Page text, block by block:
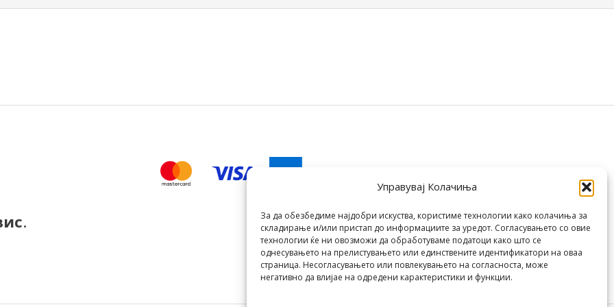
Управувај Колачиња
За да обезбедиме најдобри искуства, користиме технологии како колачиња за
складирање и/или пристап до информациите за уредот. Согласувањето со овие
технологии ќе ни овозможи да обработуваме податоци како што се
однесувањето на прелистувањето или единствените идентификатори на оваа
страница. Несогласувањето или повлекувањето на согласноста, може
негативно да влијае на одредени карактеристики и функции.
.